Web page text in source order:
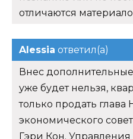
отличаются
Alessia ответил(а)
Внес
уже будет нельзя,
только продать
экономического
Гэри Кон.